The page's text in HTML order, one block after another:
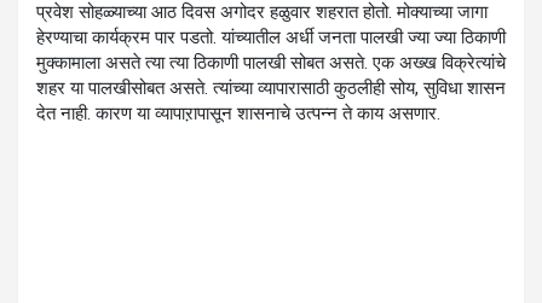
प्रवेश सोहळ्याच्या आठ दिवस अगोदर हळुवार शहरात होतो. मोक्याच्या जागा
हेरण्याचा कार्यक्रम पार पडतो. यांच्यातील अर्धी जनता पालखी ज्या ज्या ठिकाणी
मुक्कामाला असते त्या त्या ठिकाणी पालखी सोबत असते. एक अख्ख विक्रेत्यांचे
शहर या पालखीसोबत असते. त्यांच्या व्यापारासाठी कुठलीही सोय, सुविधा शासन
देत नाही. कारण या व्यापाऱापासून शासनाचे उत्पन्न ते काय असणार.